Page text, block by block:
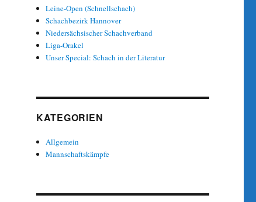
Leine-Open (Schnellschach)
Schachbezirk Hannover
Niedersächsischer Schachverband
Liga-Orakel
Unser Special: Schach in der Literatur
KATEGORIEN
Allgemein
Mannschaftskämpfe